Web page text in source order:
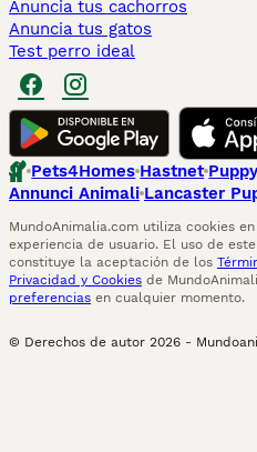
Anuncia tus cachorros
Anuncia tus gatos
Test perro ideal
Pets4Homes Hastnet
Annunci Animali Lancaster
MundoAnimalia.com utiliza cookies
experiencia de usuario. El uso de
constituye la aceptación de los
Privacidad y Cookies de
preferencias en cualquier momento.
© Derechos de autor 2026 -